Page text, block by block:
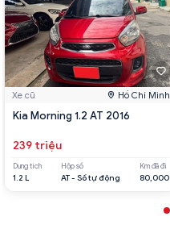
Xe cũ Hồ Chí Minh
Kia Morning 1.2 AT 2016
239 triệu
Dung tích
1.2 L
Hộp số
AT - Số tự động
Km đã đi
80,000